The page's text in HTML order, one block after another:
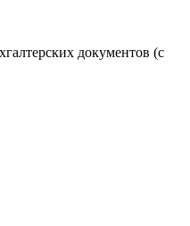
документов (с